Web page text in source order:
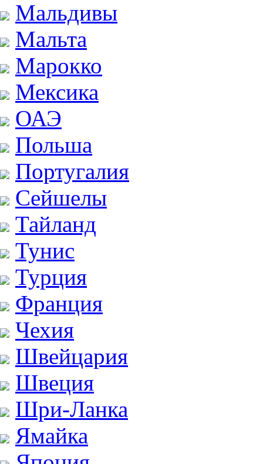
Мальдивы
Мальта
Марокко
Мексика
ОАЭ
Польша
Португалия
Сейшелы
Тайланд
Тунис
Турция
Франция
Чехия
Швейцария
Швеция
Шри-Ланка
Ямайка